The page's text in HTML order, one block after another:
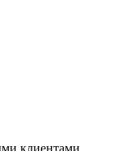
клиентами